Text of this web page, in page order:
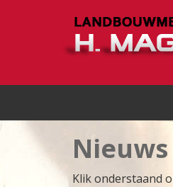
Nieuws
Klik onderstaand